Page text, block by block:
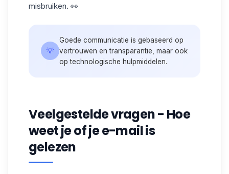
misbruiken. 👀
💡
Goede communicatie is gebaseerd op
vertrouwen en transparantie, maar ook
op technologische hulpmiddelen.
Veelgestelde vragen - Hoe
weet je of je e-mail is
gelezen